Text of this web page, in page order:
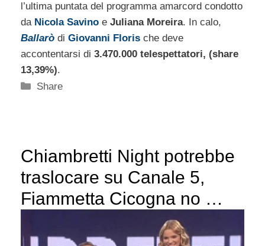
l’ultima puntata del programma amarcord condotto
da Nicola Savino e Juliana Moreira. In calo,
Ballarò di Giovanni Floris che deve
accontentarsi di 3.470.000 telespettatori, (share
13,39%).
Categorie
Share
Chiambretti Night potrebbe
traslocare su Canale 5,
Fiammetta Cicogna no …